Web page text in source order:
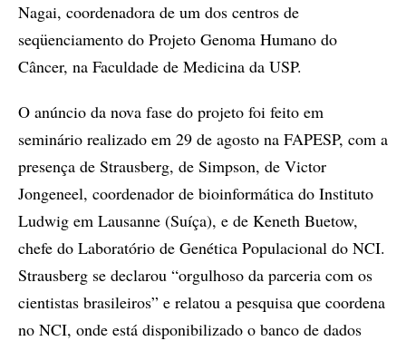
Nagai, coordenadora de um dos centros de
seqüenciamento do Projeto Genoma Humano do
Câncer, na Faculdade de Medicina da USP.
O anúncio da nova fase do projeto foi feito em
seminário realizado em 29 de agosto na FAPESP, com a
presença de Strausberg, de Simpson, de Victor
Jongeneel, coordenador de bioinformática do Instituto
Ludwig em Lausanne (Suíça), e de Keneth Buetow,
chefe do Laboratório de Genética Populacional do NCI.
Strausberg se declarou “orgulhoso da parceria com os
cientistas brasileiros” e relatou a pesquisa que coordena
no NCI, onde está disponibilizado o banco de dados